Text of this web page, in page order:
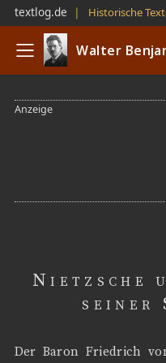
textlog.de ❘ Historische
Walter
Nietzsche
seiner
Der Baron Friedrich